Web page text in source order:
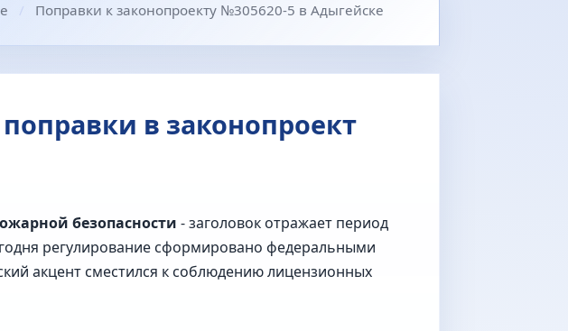
Поправки к законопроекту №305620-5 в Адыгейске
в законопроект
безопасности - заголовок отражает период
регулирование сформировано федеральными
акцент сместился к соблюдению лицензионных